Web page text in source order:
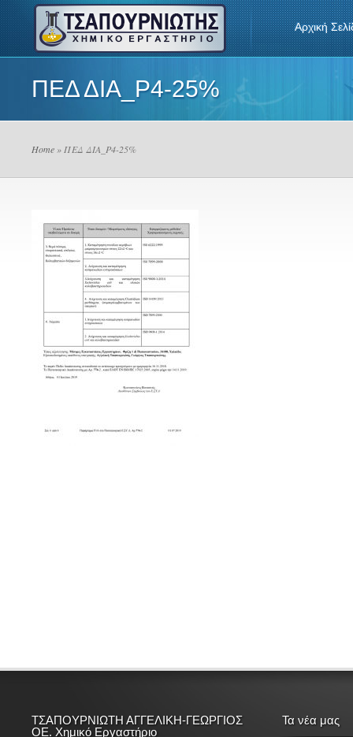
Αρχική
ΠΕΔ ΔΙΑ_P4-25%
Home » ΠΕΔ ΔΙΑ_P4-25%
ΤΣΑΠΟΥΡΝΙΩΤΗ ΑΓΓΕΛΙΚΗ-ΓΕΩΡΓΙΟΣ
ΟΕ. Χημικό Εργαστήριο
Τα νέα μας